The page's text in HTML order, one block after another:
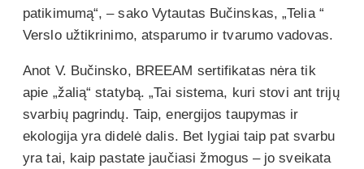
patikimumą“, – sako Vytautas Bučinskas, „Telia “
Verslo užtikrinimo, atsparumo ir tvarumo vadovas.
Anot V. Bučinsko, BREEAM sertifikatas nėra tik
apie „žalią“ statybą. „Tai sistema, kuri stovi ant trijų
svarbių pagrindų. Taip, energijos taupymas ir
ekologija yra didelė dalis. Bet lygiai taip pat svarbu
yra tai, kaip pastate jaučiasi žmogus – jo sveikata